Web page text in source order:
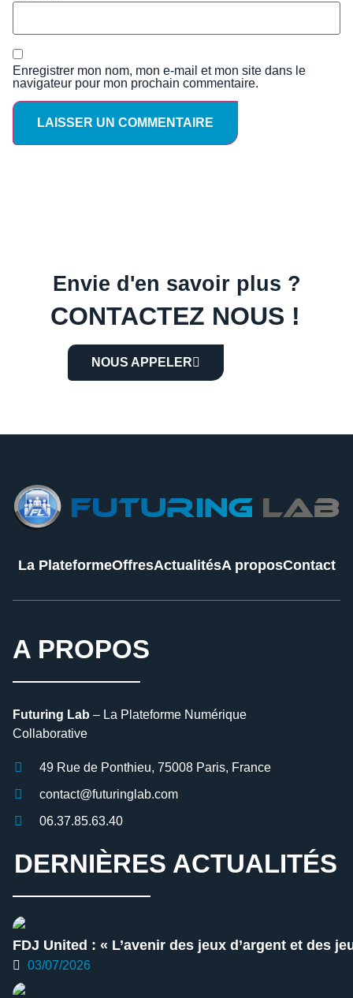
Enregistrer mon nom, mon e-mail et mon site dans le
navigateur pour mon prochain commentaire.
Envie d'en savoir plus ?
CONTACTEZ NOUS !
NOUS APPELER
La PlateformeOffresActualitésA proposContact
A PROPOS
Futuring Lab – La Plateforme Numérique
Collaborative
49 Rue de Ponthieu, 75008 Paris, France
contact@futuringlab.com
06.37.85.63.40
DERNIÈRES ACTUALITÉS
FDJ United : « L’avenir des jeux d’argent et des
03/07/2026